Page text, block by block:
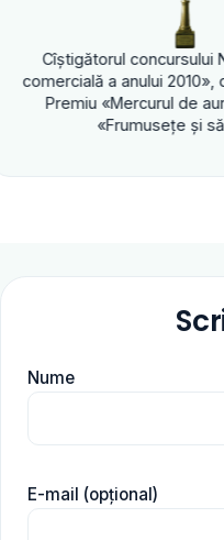
concursului Naţional
a anului 2010», deţinătorul
«Mercurul de aur», în
«Frumuseţe şi sănătate»
Nume
E-mail (opțional)